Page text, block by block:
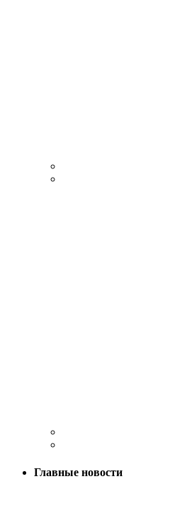
Главные новости